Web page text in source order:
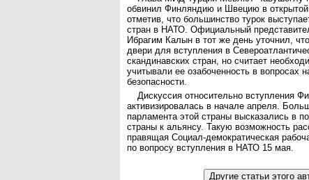
обвинил Финляндию и Швецию в
отметив, что большинство турок
стран в НАТО. Официальный
Ибрагим Калын в тот же день уточнил,
двери для вступления в
скандинавских стран, но считает
учитывали ее озабоченность в вопросах
безопасности.
Дискуссия относительно вступления
активизировалась в начале апреля.
парламента этой страны высказались в
страны к альянсу. Такую возможность
правящая Социал-демократическая
по вопросу вступления в НАТО 15 мая.